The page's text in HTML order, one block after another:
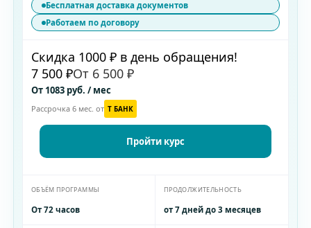
Бесплатная доставка документов
Работаем по договору
Скидка 1000 ₽ в день обращения!
7 500 ₽От 6 500 ₽
От 1083 руб. / мес
Рассрочка 6 мес. от T БАНК
Пройти курс
ОБЪЁМ ПРОГРАММЫ
От 72 часов
ПРОДОЛЖИТЕЛЬНОСТЬ
от 7 дней до 3 месяцев